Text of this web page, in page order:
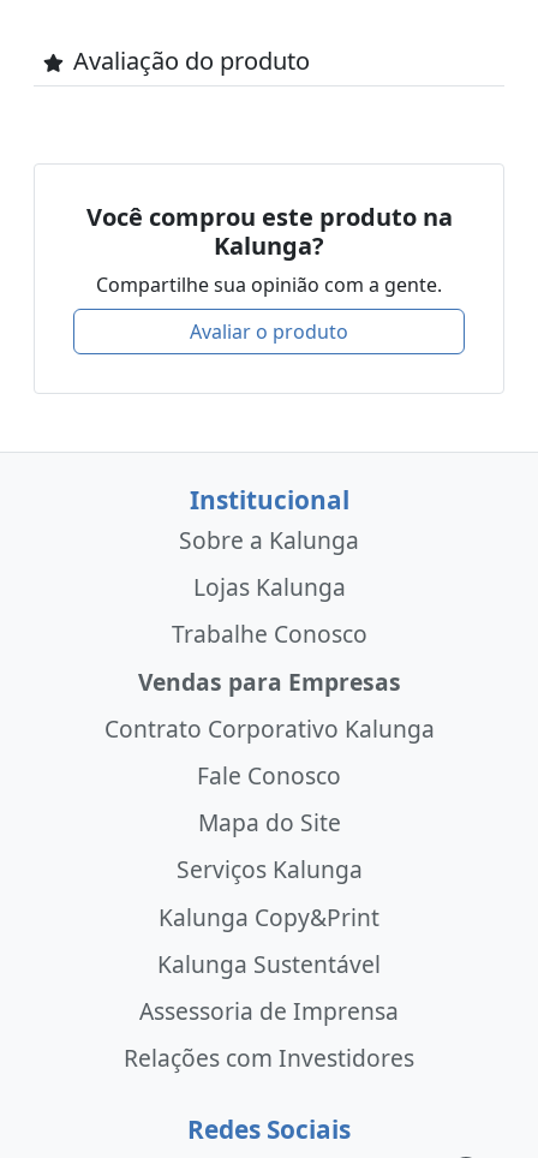
Avaliação do produto
Você comprou este produto na
Kalunga?
Compartilhe sua opinião com a gente.
Avaliar o produto
Institucional
Sobre a Kalunga
Lojas Kalunga
Trabalhe Conosco
Vendas para Empresas
Contrato Corporativo Kalunga
Fale Conosco
Mapa do Site
Serviços Kalunga
Kalunga Copy&Print
Kalunga Sustentável
Assessoria de Imprensa
Relações com Investidores
Redes Sociais